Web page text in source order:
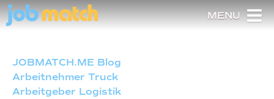
MENU
JOBMATCH.ME Blog
Arbeitnehmer Truck
Arbeitgeber Logistik